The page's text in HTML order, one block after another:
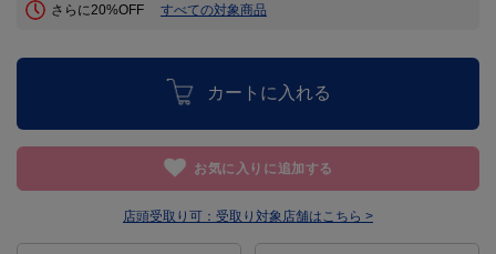
さらに20%OFF すべての対象商品
カートに入れる
お気に入りに追加する
店頭受取り可： 受取り対象店舗はこちら >